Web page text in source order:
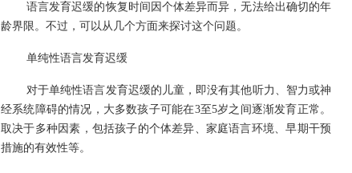
语言发育迟缓的恢复时间因个体差异而异，无法给出确切的年
龄界限。不过，可以从几个方面来探讨这个问题。
单纯性语言发育迟缓
对于单纯性语言发育迟缓的儿童，即没有其他听力、智力或神
经系统障碍的情况，大多数孩子可能在3至5岁之间逐渐发育正常。
取决于多种因素，包括孩子的个体差异、家庭语言环境、早期干预
措施的有效性等。